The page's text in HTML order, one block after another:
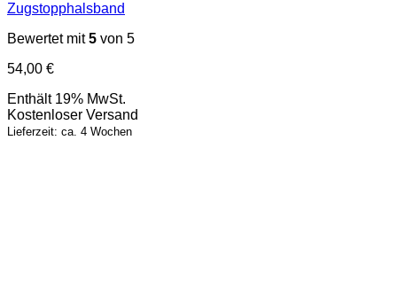
Zugstopphalsband
Bewertet mit5 von 5
54,00 €
Enthält 19% MwSt.
Kostenloser Versand
Lieferzeit: ca. 4 Wochen